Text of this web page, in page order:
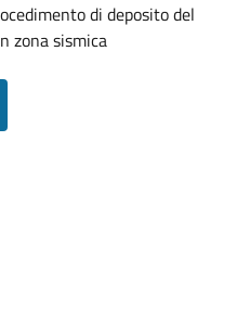
di deposito del
zona sismica